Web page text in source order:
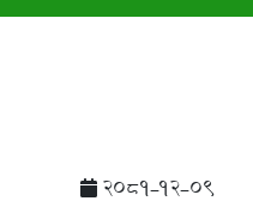
2081-12-09